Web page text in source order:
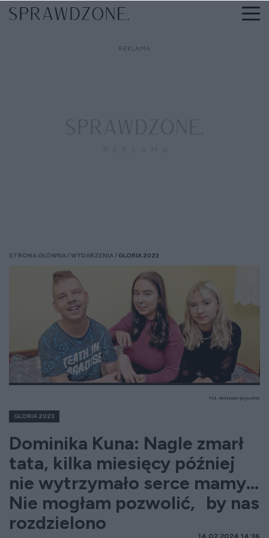
STRONA GŁÓWNA WYDARZENIA GLORIA 2023
Fot. Archiwum prywatne
GLORIA 2023
Dominika Kuna: Nagle zmarł
tata, kilka miesięcy później
nie wytrzymało serce mamy...
Nie mogłam pozwolić, by nas
rozdzielono
14.02.2024 14:36